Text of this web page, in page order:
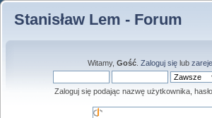
Stanisław Lem - Forum
Witamy, Gość. Zaloguj sięlub
Zaloguj się podając nazwę użytkownika,